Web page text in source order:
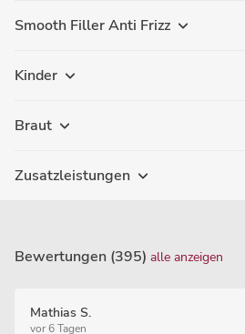
Smooth Filler Anti Frizz
Kinder
Braut
Zusatzleistungen
Bewertungen (395) alle anzeigen
Mathias S.
vor 6 Tagen